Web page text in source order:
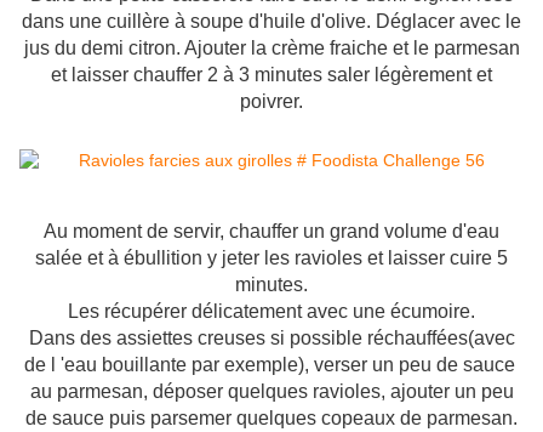
dans une cuillère à soupe d'huile d'olive. Déglacer avec le
jus du demi citron. Ajouter la crème fraiche et le parmesan
et laisser chauffer 2 à 3 minutes saler légèrement et
poivrer.
Au moment de servir, chauffer un grand volume d'eau
salée et à ébullition y jeter les ravioles et laisser cuire 5
minutes.
Les récupérer délicatement avec une écumoire.
Dans des assiettes creuses si possible réchauffées(avec
de l 'eau bouillante par exemple), verser un peu de sauce
au parmesan, déposer quelques ravioles, ajouter un peu
de sauce puis parsemer quelques copeaux de parmesan.